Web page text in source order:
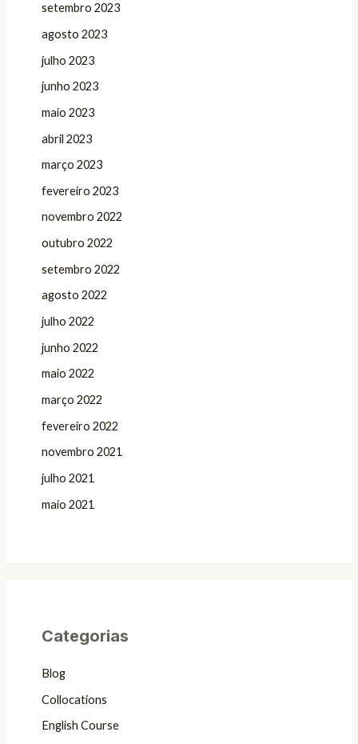
setembro 2023
agosto 2023
julho 2023
junho 2023
maio 2023
abril 2023
março 2023
fevereiro 2023
novembro 2022
outubro 2022
setembro 2022
agosto 2022
julho 2022
junho 2022
maio 2022
março 2022
fevereiro 2022
novembro 2021
julho 2021
maio 2021
Categorias
Blog
Collocations
English Course